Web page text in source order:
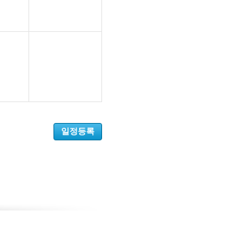
일정등록